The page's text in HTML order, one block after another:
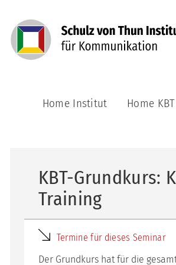
überspringenHome Institut Home KBT
KBT-Grundkurs:
Training
Termine für dieses Seminar
Der Grundkurs hat für die